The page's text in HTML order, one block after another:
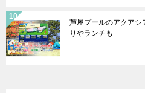
芦屋プールのアクアシ
りやランチも